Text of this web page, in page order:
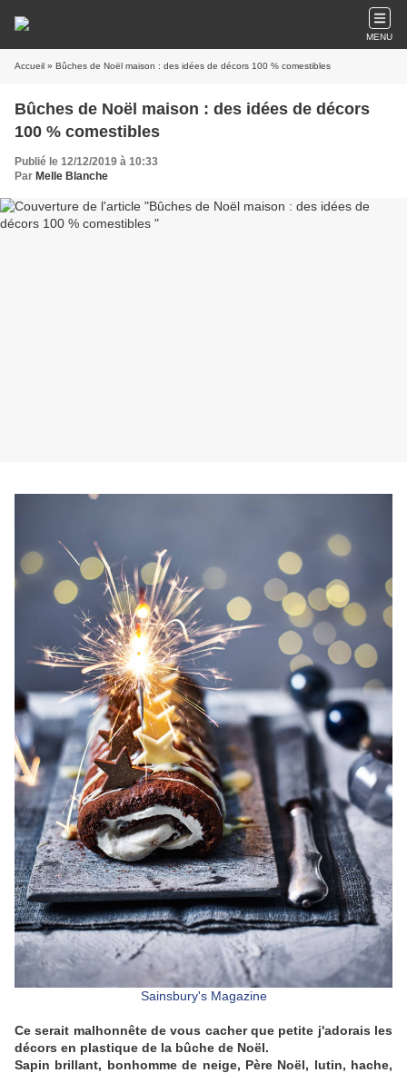
MENU
Accueil » Bûches de Noël maison : des idées de décors 100 % comestibles
Bûches de Noël maison : des idées de décors
100 % comestibles
Publié le 12/12/2019 à 10:33
Par Melle Blanche
Sainsbury's Magazine
Ce serait malhonnête de vous cacher que petite j'adorais les
décors en plastique de la bûche de Noël.
Sapin brillant, bonhomme de neige, Père Noël, lutin, hache,